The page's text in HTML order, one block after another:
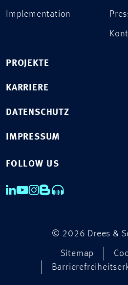
Implementation
PROJEKTE
KARRIERE
DATENSCHUTZ
IMPRESSUM
FOLLOW US
© 2026 Drees &
Sitemap